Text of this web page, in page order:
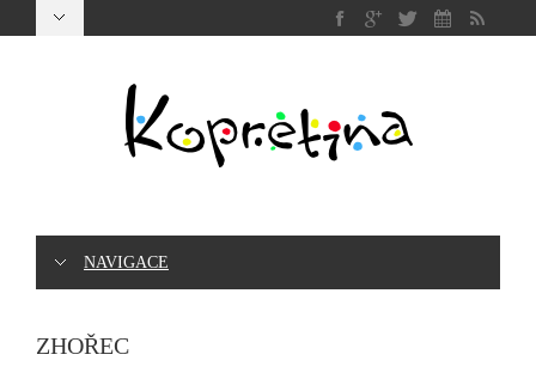
NAVIGACE
ZHOŘEC